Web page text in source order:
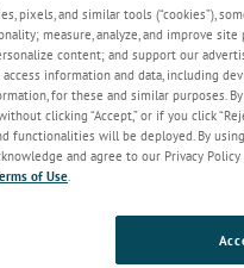
il funzionamento e
pixels, and similar tools (“cookies”),
measure, analyze, and improve
content; and support our
access information and data, including
for these and similar purposes.
clicking “Accept,” or if you click
functionalities will be deployed. By using
and agree to our Privacy
of Use.